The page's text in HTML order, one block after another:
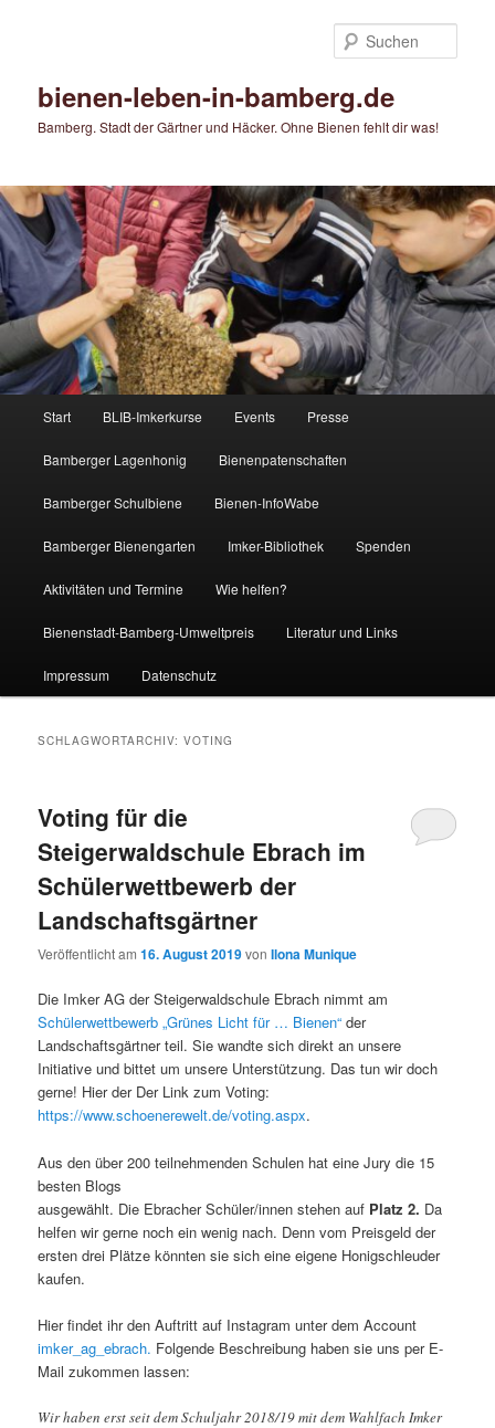
bienen-leben-in-bamberg.de
Bamberg. Stadt der Gärtner und Häcker. Ohne Bienen fehlt dir was!
Start BLIB-Imkerkurse Events Presse
Bamberger Lagenhonig Bienenpatenschaften
Bamberger Schulbiene Bienen-InfoWabe
Bamberger Bienengarten Imker-Bibliothek Spenden
Aktivitäten und Termine Wie helfen?
Bienenstadt-Bamberg-Umweltpreis Literatur und Links
Impressum Datenschutz
SCHLAGWORTARCHIV:VOTING
Voting für die
Steigerwaldschule Ebrach im
Schülerwettbewerb der
Landschaftsgärtner
Veröffentlicht am16. August 2019vonIlona Munique
Die Imker AG der Steigerwaldschule Ebrach nimmt am
Schülerwettbewerb „Grünes Licht für … Bienen“ der
Landschaftsgärtner teil. Sie wandte sich direkt an unsere
Initiative und bittet um unsere Unterstützung. Das tun wir doch
gerne! Hier der Der Link zum Voting:
https://www.schoenerewelt.de/voting.aspx.
Aus den über 200 teilnehmenden Schulen hat eine Jury die 15
besten Blogs
ausgewählt. Die Ebracher Schüler/innen stehen auf Platz 2. Da
helfen wir gerne noch ein wenig nach. Denn vom Preisgeld der
ersten drei Plätze könnten sie sich eine eigene Honigschleuder
kaufen.
Hier findet ihr den Auftritt auf Instagram unter dem Account
imker_ag_ebrach. Folgende Beschreibung haben sie uns per E-
Mail zukommen lassen:
Wir haben erst seit dem Schuljahr 2018/19 mit dem Wahlfach Imker